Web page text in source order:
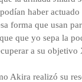
haber
forma que usan
que yo sepa la
a su objetivo
Akira realizó su